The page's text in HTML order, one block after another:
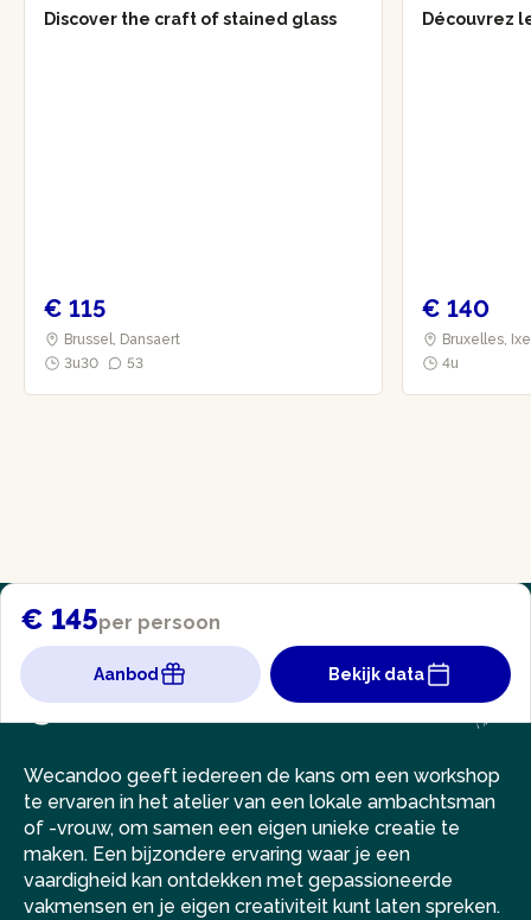
Discover the craft of stained glass
€ 115
Brussel, Dansaert
3u30
53
Découvrez
€ 140
Bruxelles,
4u
€ 145per persoon
Aanbod Bekijk data
Wecandoo geeft iedereen de kans om een workshop
te ervaren in het atelier van een lokale ambachtsman
of -vrouw, om samen een eigen unieke creatie te
maken. Een bijzondere ervaring waar je een
vaardigheid kan ontdekken met gepassioneerde
vakmensen en je eigen creativiteit kunt laten spreken.